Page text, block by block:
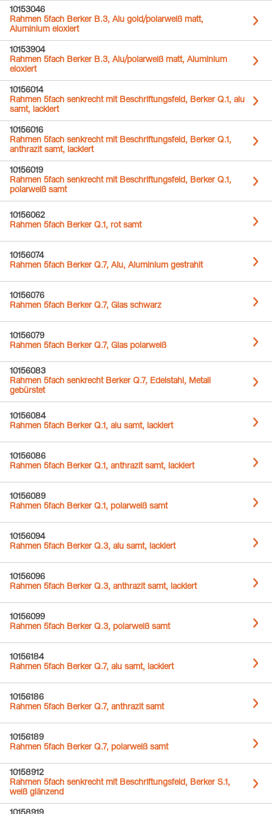
10153046
Rahmen 5fach Berker B.3, Alu gold/polarweiß matt,
Aluminium eloxiert
10153904
Rahmen 5fach Berker B.3, Alu/polarweiß matt, Aluminium
eloxiert
10156014
Rahmen 5fach senkrecht mit Beschriftungsfeld, Berker Q.1, alu
samt, lackiert
10156016
Rahmen 5fach senkrecht mit Beschriftungsfeld, Berker Q.1,
anthrazit samt, lackiert
10156019
Rahmen 5fach senkrecht mit Beschriftungsfeld, Berker Q.1,
polarweiß samt
10156062
Rahmen 5fach Berker Q.1, rot samt
10156074
Rahmen 5fach Berker Q.7, Alu, Aluminium gestrahlt
10156076
Rahmen 5fach Berker Q.7, Glas schwarz
10156079
Rahmen 5fach Berker Q.7, Glas polarweiß
10156083
Rahmen 5fach senkrecht Berker Q.7, Edelstahl, Metall
gebürstet
10156084
Rahmen 5fach Berker Q.1, alu samt, lackiert
10156086
Rahmen 5fach Berker Q.1, anthrazit samt, lackiert
10156089
Rahmen 5fach Berker Q.1, polarweiß samt
10156094
Rahmen 5fach Berker Q.3, alu samt, lackiert
10156096
Rahmen 5fach Berker Q.3, anthrazit samt, lackiert
10156099
Rahmen 5fach Berker Q.3, polarweiß samt
10156184
Rahmen 5fach Berker Q.7, alu samt, lackiert
10156186
Rahmen 5fach Berker Q.7, anthrazit samt
10156189
Rahmen 5fach Berker Q.7, polarweiß samt
10158912
Rahmen 5fach senkrecht mit Beschriftungsfeld, Berker S.1,
weiß glänzend